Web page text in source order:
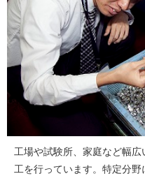
工場や試験所、家庭など幅
工を行っています。特定分